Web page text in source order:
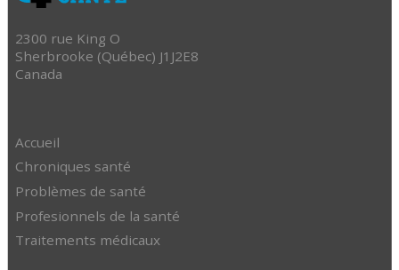
2300 rue King O
Sherbrooke (Québec) J1J2E8
Canada
Accueil
Chroniques santé
Problèmes de santé
Profesionnels de la santé
Traitements médicaux